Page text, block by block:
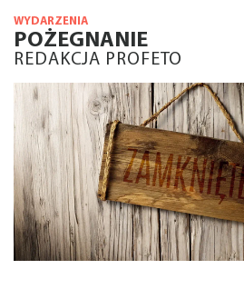
WYDARZENIA
POŻEGNANIE
REDAKCJA PROFETO